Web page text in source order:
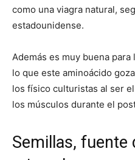
como una viagra natural,
estadounidense.
Además es muy buena
lo que este aminoácido
los físico culturistas al ser
los músculos durante el
Semillas, fuente